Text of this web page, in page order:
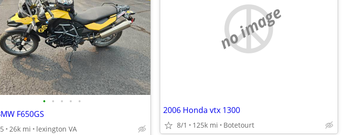
• • • • •
F650GS
26k mi lexington VA
no image
2006 Honda vtx 1300
8/1 125k mi Botetourt